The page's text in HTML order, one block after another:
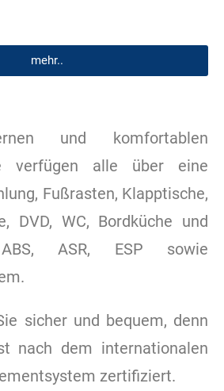
mehr..
und komfortablen
verfügen alle über eine
Fußrasten, Klapptische,
DVD, WC, Bordküche und
ABS, ASR, ESP sowie
sicher und bequem, denn
nach dem internationalen
zertifiziert.